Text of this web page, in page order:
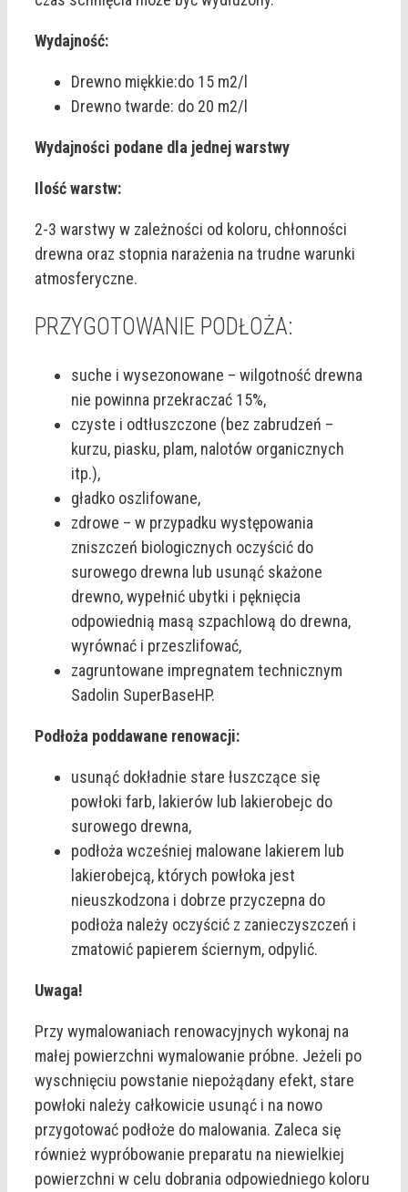
Wydajność:
Drewno miękkie:do 15 m2/l
Drewno twarde: do 20 m2/l
Wydajności podane dla jednej warstwy
Ilość warstw:
2-3 warstwy w zależności od koloru, chłonności
drewna oraz stopnia narażenia na trudne warunki
atmosferyczne.
PRZYGOTOWANIE PODŁOŻA:
suche i wysezonowane – wilgotność drewna
nie powinna przekraczać 15%,
czyste i odtłuszczone (bez zabrudzeń –
kurzu, piasku, plam, nalotów organicznych
itp.),
gładko oszlifowane,
zdrowe – w przypadku występowania
zniszczeń biologicznych oczyścić do
surowego drewna lub usunąć skażone
drewno, wypełnić ubytki i pęknięcia
odpowiednią masą szpachlową do drewna,
wyrównać i przeszlifować,
zagruntowane impregnatem technicznym
Sadolin SuperBaseHP.
Podłoża poddawane renowacji:
usunąć dokładnie stare łuszczące się
powłoki farb, lakierów lub lakierobejc do
surowego drewna,
podłoża wcześniej malowane lakierem lub
lakierobejcą, których powłoka jest
nieuszkodzona i dobrze przyczepna do
podłoża należy oczyścić z zanieczyszczeń i
zmatowić papierem ściernym, odpylić.
Uwaga!
Przy wymalowaniach renowacyjnych wykonaj na
małej powierzchni wymalowanie próbne. Jeżeli po
wyschnięciu powstanie niepożądany efekt, stare
powłoki należy całkowicie usunąć i na nowo
przygotować podłoże do malowania. Zaleca się
również wypróbowanie preparatu na niewielkiej
powierzchni w celu dobrania odpowiedniego koloru